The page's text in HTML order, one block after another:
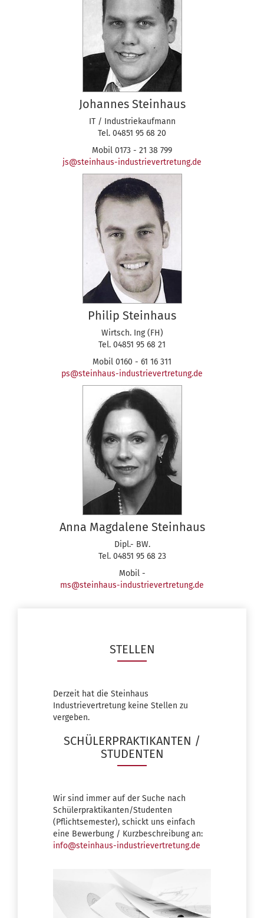
Johannes Steinhaus
IT / Industriekaufmann
Tel. 04851 95 68 20
Mobil 0173 - 21 38 799
js@steinhaus-industrievertretung.de
Philip Steinhaus
Wirtsch. Ing (FH)
Tel. 04851 95 68 21
Mobil 0160 - 61 16 311
ps@steinhaus-industrievertretung.de
Anna Magdalene Steinhaus
Dipl.- BW.
Tel. 04851 95 68 23
Mobil -
ms@steinhaus-industrievertretung.de
STEL­LEN
Derzeit hat die Steinhaus
Industrievertretung keine Stellen zu
vergeben.
SCHÜ­LER­PRAK­TI­KAN­TEN /
STU­DEN­TEN
Wir sind immer auf der Suche nach
Schülerpraktikanten/Studenten
(Pflichtsemester), schickt uns einfach
eine Bewerbung / Kurzbeschreibung an:
info@steinhaus-industrievertretung.de